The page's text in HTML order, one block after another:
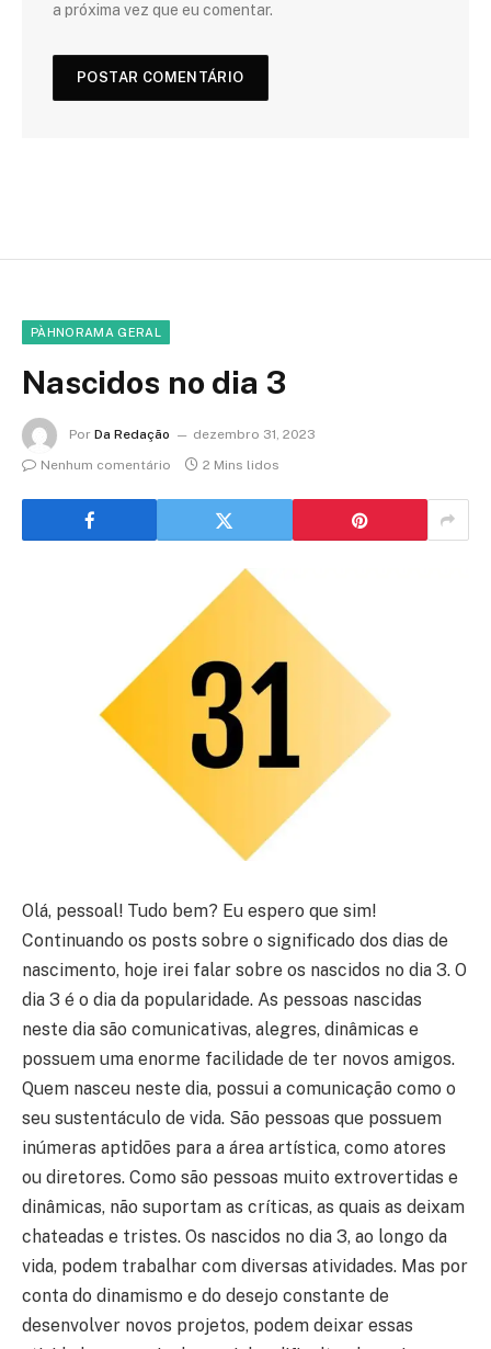
a próxima vez que eu comentar.
PÀHNORAMA GERAL
Nascidos no dia 3
Por Da Redação
dezembro 31, 2023
Nenhum comentário
2 Mins lidos
Olá, pessoal! Tudo bem? Eu espero que sim!
Continuando os posts sobre o significado dos dias de
nascimento, hoje irei falar sobre os nascidos no dia 3. O
dia 3 é o dia da popularidade. As pessoas nascidas
neste dia são comunicativas, alegres, dinâmicas e
possuem uma enorme facilidade de ter novos amigos.
Quem nasceu neste dia, possui a comunicação como o
seu sustentáculo de vida. São pessoas que possuem
inúmeras aptidões para a área artística, como atores
ou diretores. Como são pessoas muito extrovertidas e
dinâmicas, não suportam as críticas, as quais as deixam
chateadas e tristes. Os nascidos no dia 3, ao longo da
vida, podem trabalhar com diversas atividades. Mas por
conta do dinamismo e do desejo constante de
desenvolver novos projetos, podem deixar essas